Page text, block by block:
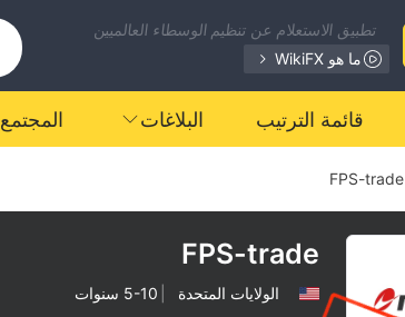
تطبيق الاستعلام عن تنظيم الوسطاء العالميين
ما هو WikiFX
قائمة الترتيب البلاغات المجتمع
FPS-trade
FPS-trade
الولايات المتحدة
5-10 سنوات